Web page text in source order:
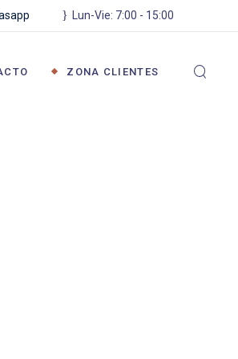
Lun-Vie: 7:00 - 15:00
ZONA CLIENTES